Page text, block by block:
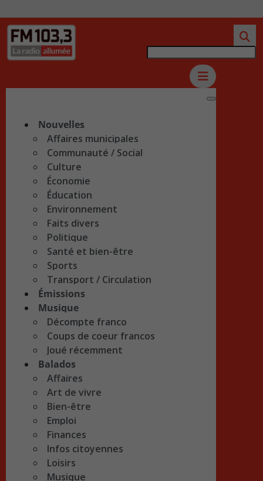
Nouvelles
Affaires municipales
Communauté / Social
Culture
Économie
Éducation
Environnement
Faits divers
Politique
Santé et bien-être
Sports
Transport / Circulation
Émissions
Musique
Décompte franco
Coups de coeur francos
Joué récemment
Balados
Affaires
Art de vivre
Bien-être
Emploi
Finances
Infos citoyennes
Loisirs
Musique